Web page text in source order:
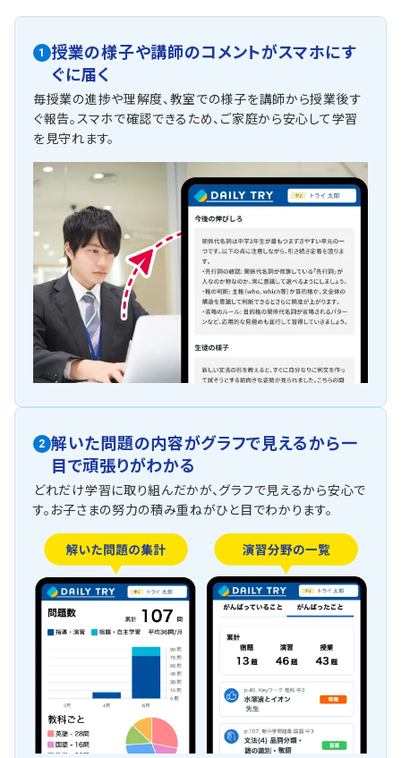
1
授業の様子や講師のコメントがスマホにす
ぐに届く
毎授業の進捗や理解度、教室での様子を講師から授業後す
ぐ報告。スマホで確認できるため、ご家庭から安心して学習
を見守れます。
2 解いた問題の内容がグラフで見えるから一
目で頑張りがわかる
どれだけ学習に取り組んだかが、グラフで見えるから安心で
す。お子さまの努力の積み重ねがひと目でわかります。